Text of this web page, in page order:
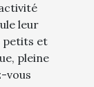
leur
petits et
pleine
vous